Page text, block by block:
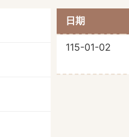
日期
115-01-02